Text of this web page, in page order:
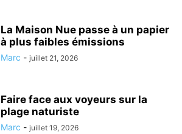
La Maison Nue passe à un papier
à plus faibles émissions
Marc - juillet 21, 2026
Faire face aux voyeurs sur la
plage naturiste
Marc - juillet 19, 2026